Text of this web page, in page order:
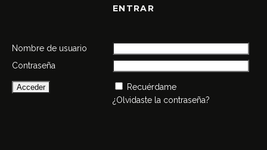
ENTRAR
Nombre de usuario
Contraseña
Recuérdame
¿Olvidaste la contraseña?